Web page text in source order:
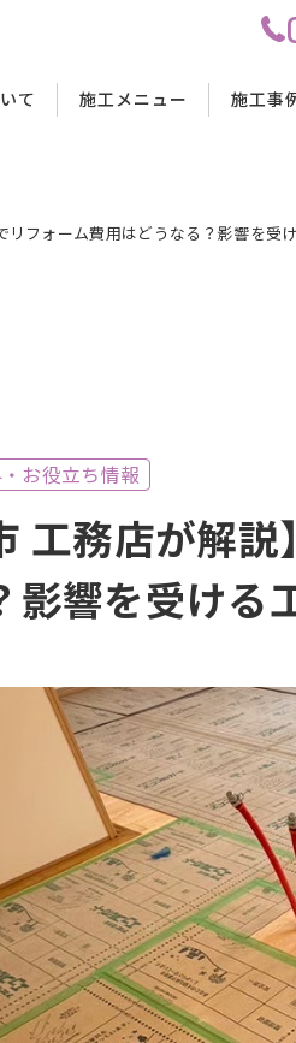
プ
て
BOIS創建の強み
施工メニュー
リノベーション工事
施工事
リノベーション工事
リノベーション工事
工事の流れ
リフォーム費用はどうなる？影響を受
工務店が解
影響を受ける
お役立ち情報